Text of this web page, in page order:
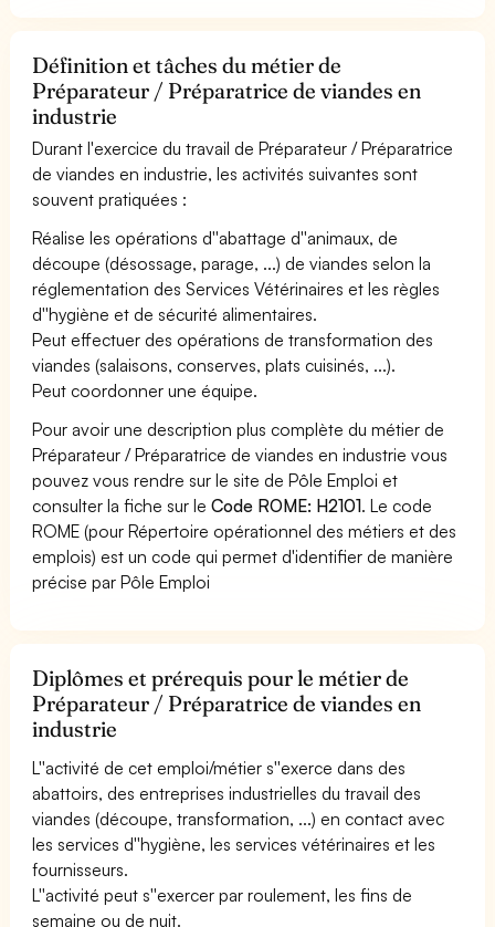
Définition et tâches du métier de
Préparateur / Préparatrice de viandes en
industrie
Durant l'exercice du travail de Préparateur / Préparatrice
de viandes en industrie, les activités suivantes sont
souvent pratiquées :
Réalise les opérations d''abattage d''animaux, de
découpe (désossage, parage, ...) de viandes selon la
réglementation des Services Vétérinaires et les règles
d''hygiène et de sécurité alimentaires.
Peut effectuer des opérations de transformation des
viandes (salaisons, conserves, plats cuisinés, ...).
Peut coordonner une équipe.
Pour avoir une description plus complète du métier de
Préparateur / Préparatrice de viandes en industrie vous
pouvez vous rendre sur le site de Pôle Emploi et
consulter la fiche sur leCode ROME: H2101. Le code
ROME (pour Répertoire opérationnel des métiers et des
emplois) est un code qui permet d'identifier de manière
précise par Pôle Emploi
Diplômes et prérequis pour le métier de
Préparateur / Préparatrice de viandes en
industrie
L''activité de cet emploi/métier s''exerce dans des
abattoirs, des entreprises industrielles du travail des
viandes (découpe, transformation, ...) en contact avec
les services d''hygiène, les services vétérinaires et les
fournisseurs.
L''activité peut s''exercer par roulement, les fins de
semaine ou de nuit.